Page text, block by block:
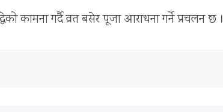
कामना गर्दै व्रत बसेर पूजा आराधना गर्ने प्रचलन छ ।